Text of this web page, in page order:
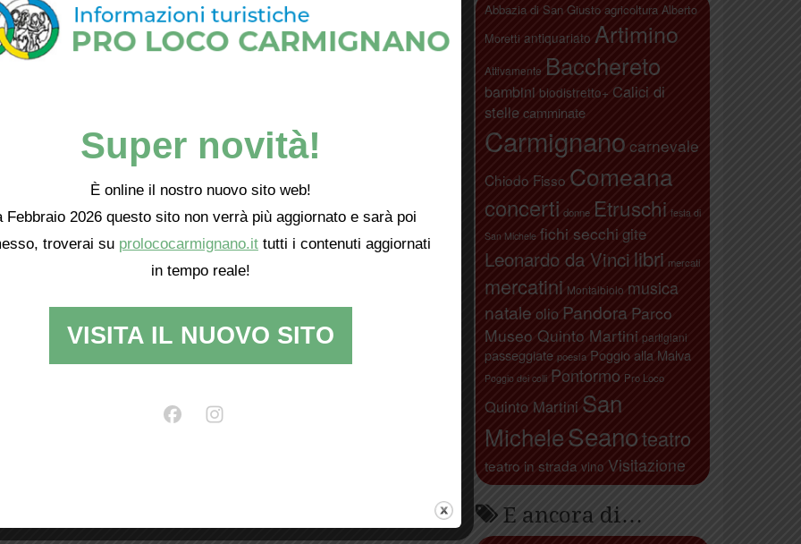
in cielo I ragazzi di Bogardo Buricchi
Abbazia di San Giusto agricoltura Alberto
Moretti antiquariato Artimino
Attivamente Bacchereto
bambini biodistretto+ Calici di
stelle camminate
Carmignano carnevale
Chiodo Fisso Comeana
concerti donne Etruschi festa di
San Michele fichi secchi gite
Leonardo da Vinci libri mercati
mercatini Montalbiolo musica
natale olio Pandora Parco
Museo Quinto Martini partigiani
passeggiate poesia Poggio alla Malva
Poggio dei colli Pontormo Pro Loco
Quinto Martini San
MicheleSeanoteatro
teatro in strada vino Visitazione
E ancora di…
Super novità!
È online il nostro nuovo sito web!
Febbraio 2026 questo sito non verrà più aggiornato e sarà poi
troverai su prolococarmignano.it tutti i contenuti aggiornati
in tempo reale!
VISITA IL NUOVO SITO